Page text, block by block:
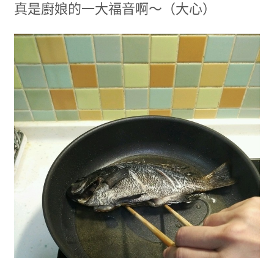
真是廚娘的一大福音啊～（大心）